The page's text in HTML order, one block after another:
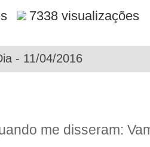
7338 visualizações
- 11/04/2016
me disseram: